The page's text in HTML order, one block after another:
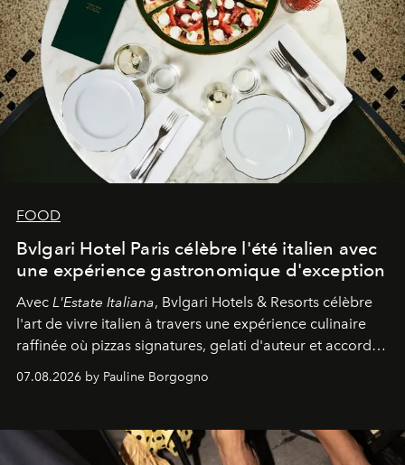
FOOD
Bvlgari Hotel Paris célèbre l'été italien avec
une expérience gastronomique d'exception
Avec L'Estate Italiana, Bvlgari Hotels & Resorts célèbre
l'art de vivre italien à travers une expérience culinaire
raffinée où pizzas signatures, gelati d'auteur et accords
d'exception composent un véritable voyage sensoriel.
07.08.2026 by Pauline Borgogno